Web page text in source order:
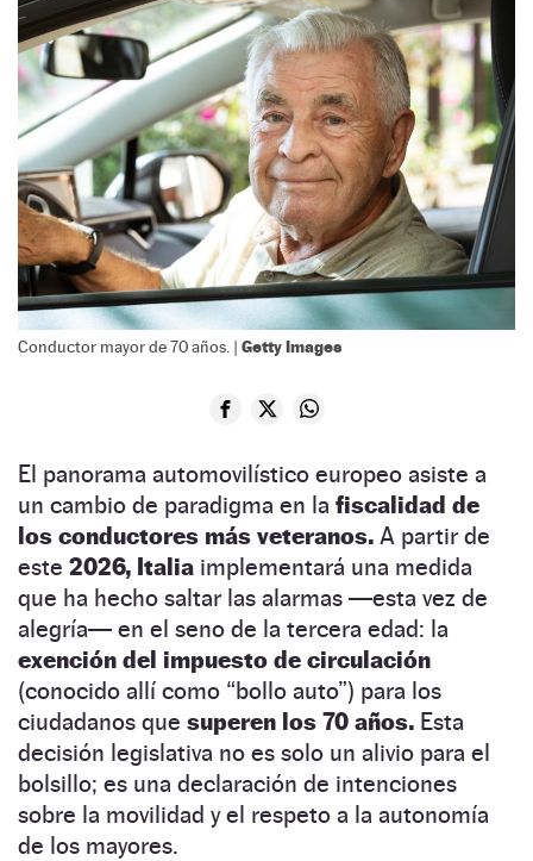
Conductor mayor de 70 años. | Getty Images
El panorama automovilístico europeo asiste a
un cambio de paradigma en la fiscalidad de
los conductores más veteranos. A partir de
este 2026, Italia implementará una medida
que ha hecho saltar las alarmas —esta vez de
alegría— en el seno de la tercera edad: la
exención del impuesto de circulación
(conocido allí como “bollo auto”) para los
ciudadanos que superen los 70 años. Esta
decisión legislativa no es solo un alivio para el
bolsillo; es una declaración de intenciones
sobre la movilidad y el respeto a la autonomía
de los mayores.